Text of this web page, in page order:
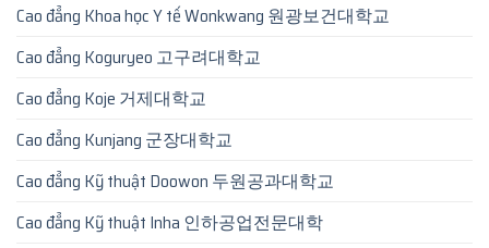
Cao đẳng Khoa học Y tế Wonkwang 원광보건대학교
Cao đẳng Koguryeo 고구려대학교
Cao đẳng Koje 거제대학교
Cao đẳng Kunjang 군장대학교
Cao đẳng Kỹ thuật Doowon 두원공과대학교
Cao đẳng Kỹ thuật Inha 인하공업전문대학